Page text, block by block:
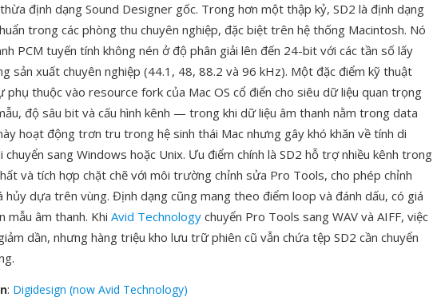
định dạng Sound Designer gốc. Trong hơn một thập kỷ, SD2 là định dạng
trong các phòng thu chuyên nghiệp, đặc biệt trên hệ thống Macintosh. Nó
PCM tuyến tính không nén ở độ phân giải lên đến 24-bit với các tần số lấy
sản xuất chuyên nghiệp (44.1, 48, 88.2 và 96 kHz). Một đặc điểm kỹ thuật
phụ thuộc vào resource fork của Mac OS cổ điển cho siêu dữ liệu quan trọng
độ sâu bit và cấu hình kênh — trong khi dữ liệu âm thanh nằm trong data
hoạt động trơn tru trong hệ sinh thái Mac nhưng gây khó khăn về tính di
chuyển sang Windows hoặc Unix. Ưu điểm chính là SD2 hỗ trợ nhiều kênh trong
và tích hợp chặt chẽ với môi trường chỉnh sửa Pro Tools, cho phép chỉnh
hủy dựa trên vùng. Định dạng cũng mang theo điểm loop và đánh dấu, có giá
mẫu âm thanh. Khi Avid Technology chuyển Pro Tools sang WAV và AIFF, việc
dần, nhưng hàng triệu kho lưu trữ phiên cũ vẫn chứa tệp SD2 cần chuyển
: Digidesign (now Avid Technology)